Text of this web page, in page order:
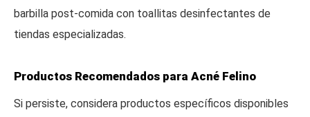
barbilla post-comida con toallitas desinfectantes de
tiendas especializadas.
Productos Recomendados para Acné Felino
Si persiste, considera productos específicos disponibles